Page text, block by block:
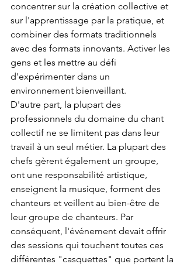
concentrer sur la création collective et
sur l'apprentissage par la pratique, et
combiner des formats traditionnels
avec des formats innovants. Activer les
gens et les mettre au défi
d'expérimenter dans un
environnement bienveillant.
D'autre part, la plupart des
professionnels du domaine du chant
collectif ne se limitent pas dans leur
travail à un seul métier. La plupart des
chefs gèrent également un groupe,
ont une responsabilité artistique,
enseignent la musique, forment des
chanteurs et veillent au bien-être de
leur groupe de chanteurs. Par
conséquent, l'événement devait offrir
des sessions qui touchent toutes ces
différentes "casquettes" que portent la